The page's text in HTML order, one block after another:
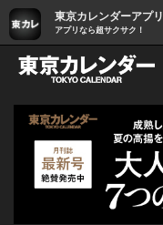
東京カレンダーアプリ
アプリなら超サクサク！